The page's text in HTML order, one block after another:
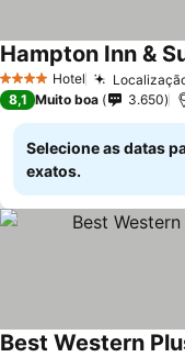
4 EstrelasHotel
Hampton Inn &
8,1 Muito boa 3.650
Selecione as datas
exatos.
Best Western